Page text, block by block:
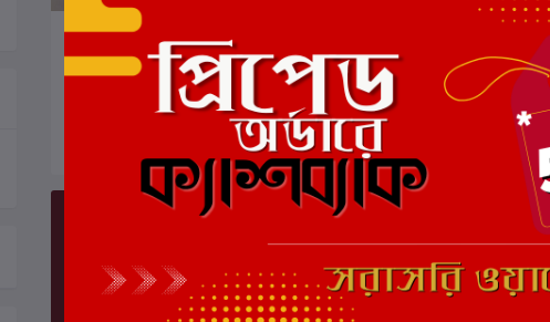
ছন্দতত্ত্ব ছন্দরূপ : পবিত্র সরকার
সরকার
লেখক:পবিত্র সরকার
₹400.00